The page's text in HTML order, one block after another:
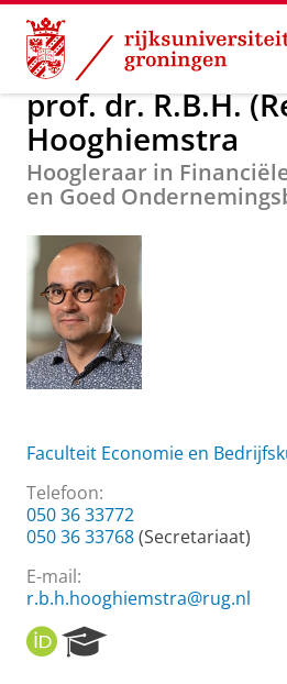
Skip
Content
Skip
Navigation
prof. dr. R.B.H.
prof. dr. R.B.H.
Hooghiemstra
Hoogleraar in
en Goed
Faculteit Economie en
Telefoon:
050 36 33772
050 36 33768(Secretariaat)
E-mail:
r.b.h.hooghiemstra@rug.nl
O
R